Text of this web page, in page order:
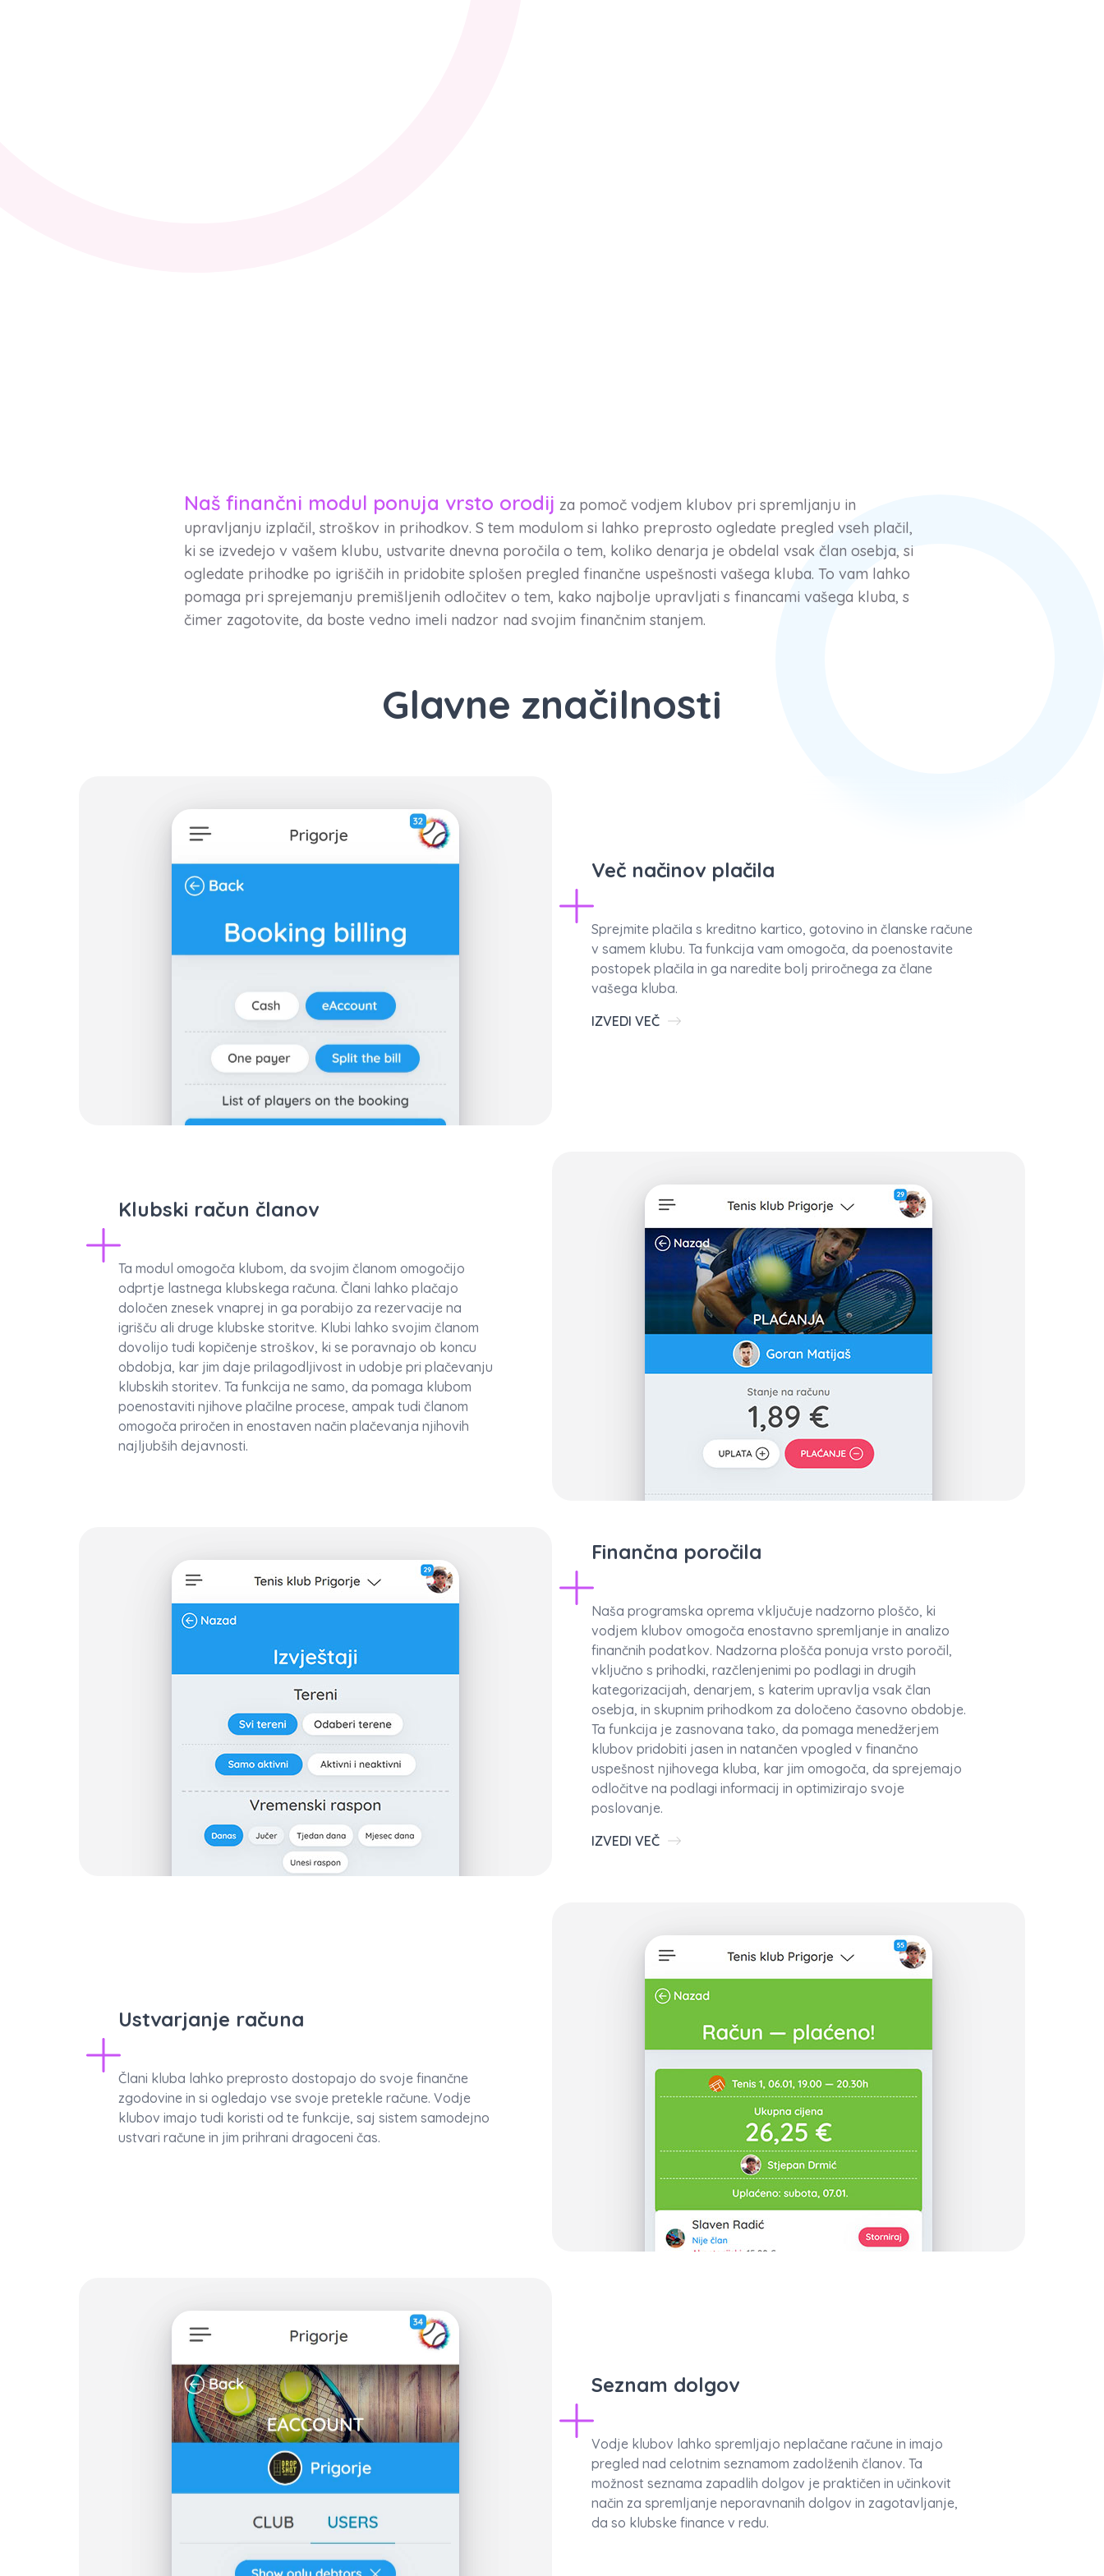
Naš finančni modul ponuja vrsto orodij za pomoč vodjem klubov pri spremljanju in
upravljanju izplačil, stroškov in prihodkov. S tem modulom si lahko preprosto ogledate pregled vseh plačil,
ki se izvedejo v vašem klubu, ustvarite dnevna poročila o tem, koliko denarja je obdelal vsak član osebja, si
ogledate prihodke po igriščih in pridobite splošen pregled finančne uspešnosti vašega kluba. To vam lahko
pomaga pri sprejemanju premišljenih odločitev o tem, kako najbolje upravljati s financami vašega kluba, s
čimer zagotovite, da boste vedno imeli nadzor nad svojim finančnim stanjem.
Glavne značilnosti
Več načinov plačila
Sprejmite plačila s kreditno kartico, gotovino in članske račune
v samem klubu. Ta funkcija vam omogoča, da poenostavite
postopek plačila in ga naredite bolj priročnega za člane
vašega kluba.
IZVEDI VEČ
Klubski račun članov
Ta modul omogoča klubom, da svojim članom omogočijo
odprtje lastnega klubskega računa. Člani lahko plačajo
določen znesek vnaprej in ga porabijo za rezervacije na
igrišču ali druge klubske storitve. Klubi lahko svojim članom
dovolijo tudi kopičenje stroškov, ki se poravnajo ob koncu
obdobja, kar jim daje prilagodljivost in udobje pri plačevanju
klubskih storitev. Ta funkcija ne samo, da pomaga klubom
poenostaviti njihove plačilne procese, ampak tudi članom
omogoča priročen in enostaven način plačevanja njihovih
najljubših dejavnosti.
Finančna poročila
Naša programska oprema vključuje nadzorno ploščo, ki
vodjem klubov omogoča enostavno spremljanje in analizo
finančnih podatkov. Nadzorna plošča ponuja vrsto poročil,
vključno s prihodki, razčlenjenimi po podlagi in drugih
kategorizacijah, denarjem, s katerim upravlja vsak član
osebja, in skupnim prihodkom za določeno časovno obdobje.
Ta funkcija je zasnovana tako, da pomaga menedžerjem
klubov pridobiti jasen in natančen vpogled v finančno
uspešnost njihovega kluba, kar jim omogoča, da sprejemajo
odločitve na podlagi informacij in optimizirajo svoje
poslovanje.
IZVEDI VEČ
Ustvarjanje računa
Člani kluba lahko preprosto dostopajo do svoje finančne
zgodovine in si ogledajo vse svoje pretekle račune. Vodje
klubov imajo tudi koristi od te funkcije, saj sistem samodejno
ustvari račune in jim prihrani dragoceni čas.
Seznam dolgov
Vodje klubov lahko spremljajo neplačane račune in imajo
pregled nad celotnim seznamom zadolženih članov. Ta
možnost seznama zapadlih dolgov je praktičen in učinkovit
način za spremljanje neporavnanih dolgov in zagotavljanje,
da so klubske finance v redu.